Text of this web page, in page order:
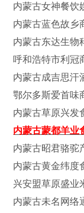
内蒙古女神餐饮
内蒙古蓝色故乡
内蒙古东达生物
呼和浩特市利冠
内蒙古成吉思汗
鄂尔多斯爱首味
内蒙古草原兴发
内蒙古蒙都羊业
内蒙古昭君骆驼
内蒙古黄金纬度
兴安盟草原盛业
内蒙古未名网络